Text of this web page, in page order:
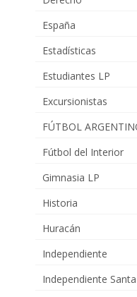
España
Estadísticas
Estudiantes LP
Excursionistas
FÚTBOL
Fútbol del Interior
Gimnasia LP
Historia
Huracán
Independiente
Independiente